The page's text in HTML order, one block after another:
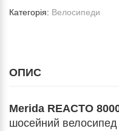
Категорія: Велосипеди
ОПИС
Merida REACTO
шосейний велосипед